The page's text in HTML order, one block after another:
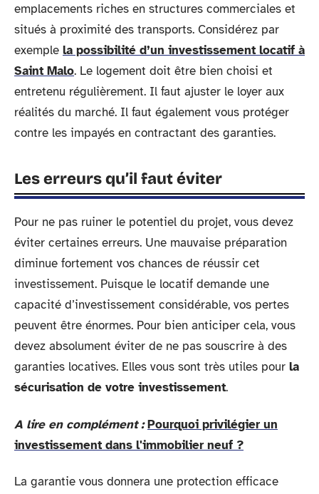
emplacements riches en structures commerciales et
situés à proximité des transports. Considérez par
exemple la possibilité d’un investissement locatif à
Saint Malo. Le logement doit être bien choisi et
entretenu régulièrement. Il faut ajuster le loyer aux
réalités du marché. Il faut également vous protéger
contre les impayés en contractant des garanties.
Les erreurs qu’il faut éviter
Pour ne pas ruiner le potentiel du projet, vous devez
éviter certaines erreurs. Une mauvaise préparation
diminue fortement vos chances de réussir cet
investissement. Puisque le locatif demande une
capacité d’investissement considérable, vos pertes
peuvent être énormes. Pour bien anticiper cela, vous
devez absolument éviter de ne pas souscrire à des
garanties locatives. Elles vous sont très utiles pour la
sécurisation de votre investissement.
A lire en complément : Pourquoi privilégier un
investissement dans l'immobilier neuf ?
La garantie vous donnera une protection efficace